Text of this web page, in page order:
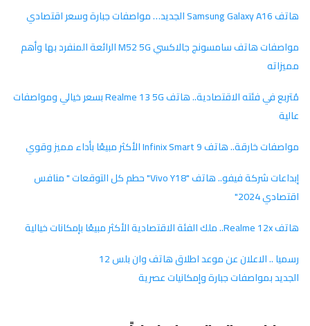
هاتف Samsung Galaxy A16 الجديد… مواصفات جبارة وسعر اقتصادي
مواصفات هاتف سامسونج جالاكسي M52 5G الرائعة المنفرد بها وأهم
مميزاته
مُتربع في فئته الاقتصادية.. هاتف Realme 13 5G بسعر خيالي ومواصفات
عالية
مواصفات خارقة.. هاتف Infinix Smart 9 الأكثر مبيعًا بأداء مميز وقوي
إبداعات شركة فيفو.. هاتف "Vivo Y18" حطم كل التوقعات " منافس
اقتصادي 2024"
هاتف Realme 12x.. ملك الفئة الاقتصادية الأكثر مبيعًا بإمكانات خيالية
رسميا .. الاعلان عن موعد اطلاق هاتف وان بلس 12
الجديد بمواصفات جبارة وإمكانيات عصرية